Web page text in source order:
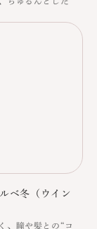
ベ冬（ウイン
、瞳や髪との“コ